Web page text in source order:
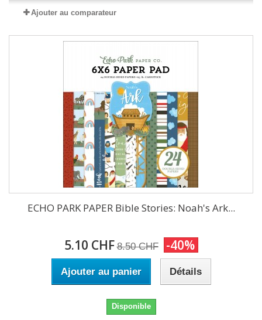
Ajouter au comparateur
ECHO PARK PAPER Bible Stories: Noah's Ark...
5.10 CHF 8.50 CHF -40%
Ajouter au panier Détails
Disponible